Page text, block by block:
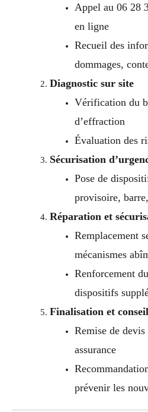
Appel au 06 28
en ligne
Recueil des
dommages,
Diagnostic sur site
Vérification du
d’effraction
Évaluation des
Sécurisation
Pose de
provisoire,
Réparation et
Remplacement
mécanismes
Renforcement
dispositifs
Finalisation et
Remise de
assurance
prévenir les